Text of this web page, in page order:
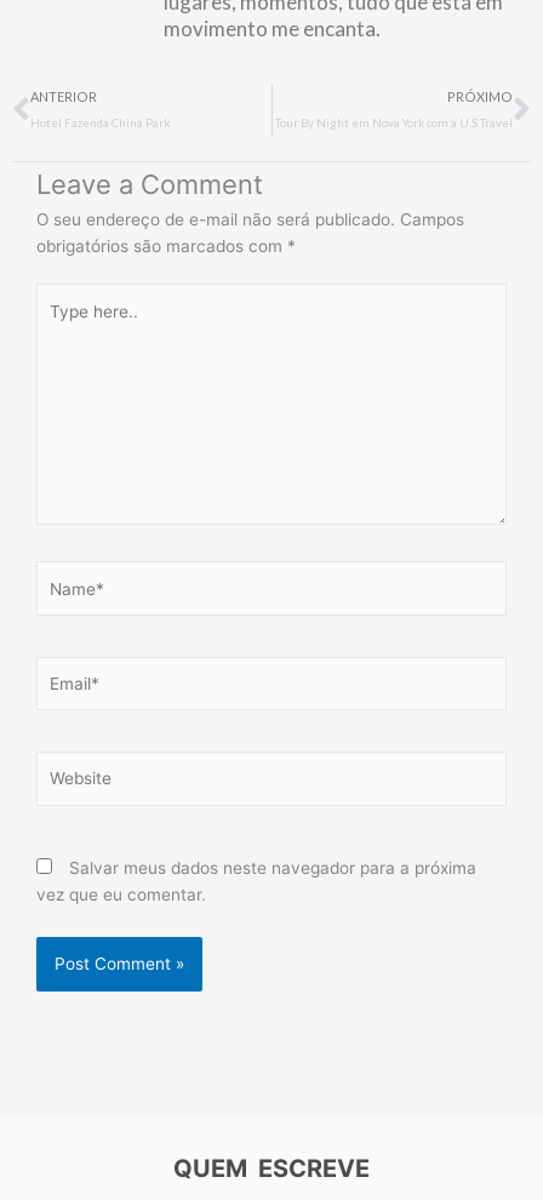
movimento me encanta.
Prev
ANTERIOR
Hotel Fazenda China Park
PRÓXIMO
Tour By Night em Nova York com a U.S Travel
Leave a Comment
O seu endereço de e-mail não será publicado. Campos
obrigatórios são marcados com *
here..
Salvar meus dados neste navegador para a próxima
vez que eu comentar.
QUEM ESCREVE